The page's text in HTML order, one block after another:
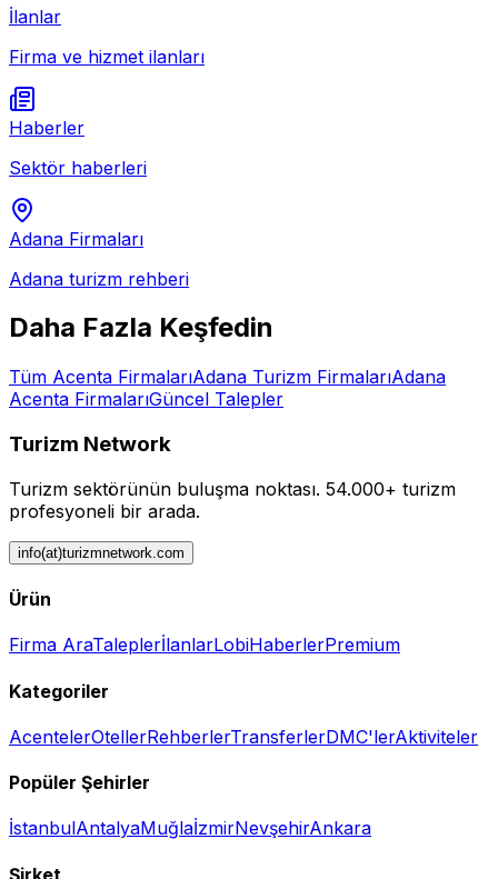
İlanlar
Firma ve hizmet ilanları
Haberler
Sektör haberleri
Adana Firmaları
Adana turizm rehberi
Daha Fazla Keşfedin
Tüm Acenta FirmalarıAdana Turizm FirmalarıAdana
Acenta FirmalarıGüncel Talepler
Turizm Network
Turizm sektörünün buluşma noktası. 54.000+ turizm
profesyoneli bir arada.
info(at)turizmnetwork.com
Ürün
Firma AraTaleplerİlanlarLobiHaberlerPremium
Kategoriler
AcentelerOtellerRehberlerTransferlerDMC'lerAktiviteler
Popüler Şehirler
İstanbulAntalyaMuğlaİzmirNevşehirAnkara
Şirket